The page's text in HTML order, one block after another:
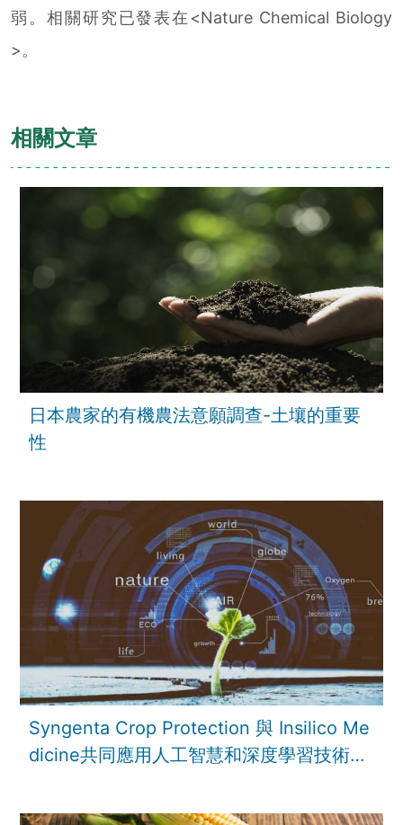
弱。相關研究已發表在<Nature Chemical Biology
>。
相關文章
日本農家的有機農法意願調查-土壤的重要
性
Syngenta Crop Protection 與 Insilico Me
dicine共同應用人工智慧和深度學習技術來